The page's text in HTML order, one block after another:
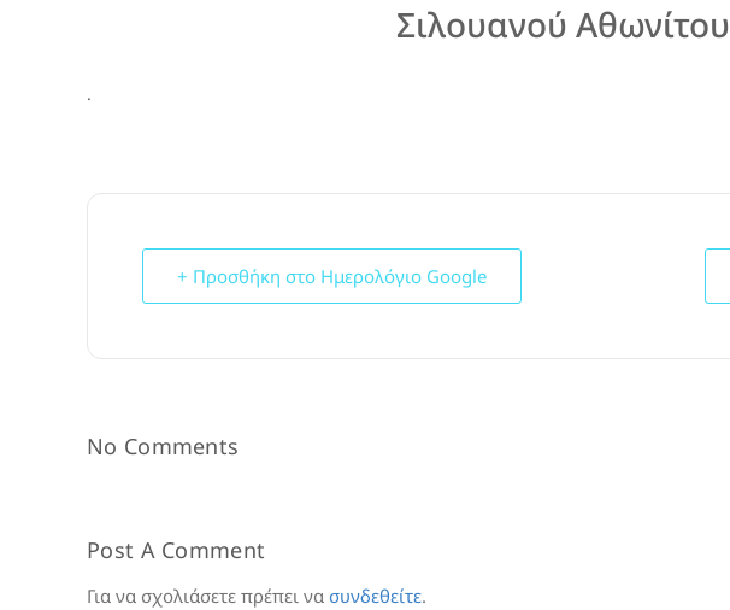
Σιλουανού Αθωνίτου
.
+ Προσθήκη στο Ημερολόγιο Google
No Comments
Post A Comment
Για να σχολιάσετε πρέπει να συνδεθείτε.